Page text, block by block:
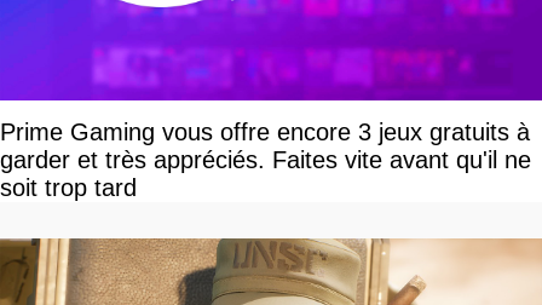
Prime Gaming vous offre encore 3 jeux gratuits à
garder et très appréciés. Faites vite avant qu'il ne
soit trop tard